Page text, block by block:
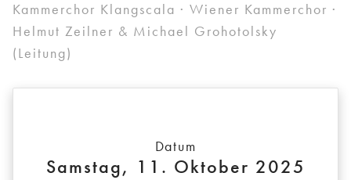
Kammerchor Klangscala · Wiener Kammerchor ·
Helmut Zeilner & Michael Grohotolsky
(Leitung)
Datum
Samstag, 11. Oktober 2025